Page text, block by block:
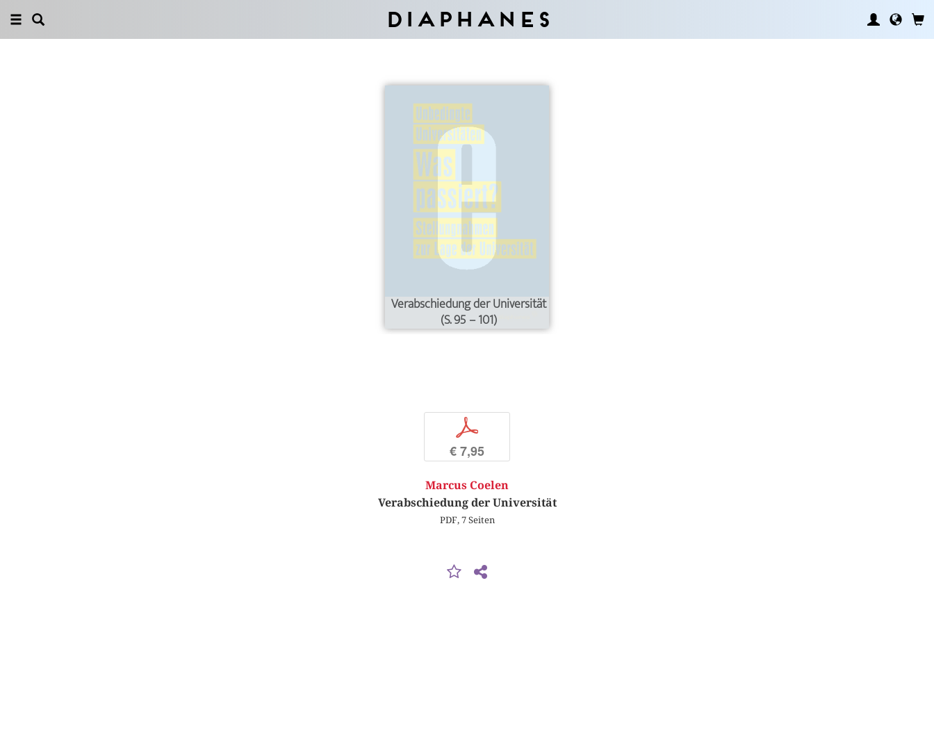
Diaphanes
Verabschiedung der Universität
(S. 95 – 101)
p
€ 7,95
Marcus Coelen
Verabschiedung der Universität
PDF, 7 Seiten